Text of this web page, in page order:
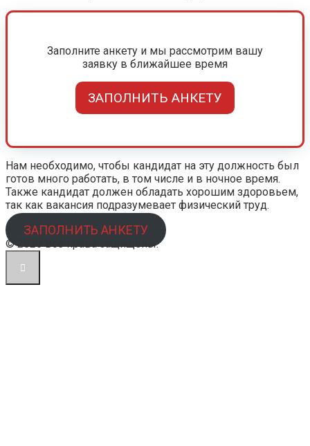
Заполните анкету и мы рассмотрим вашу
заявку в ближайшее время
ЗАПОЛНИТЬ АНКЕТУ
Нам необходимо, чтобы кандидат на эту должность был
готов много работать, в том числе и в ночное время.
Также кандидат должен обладать хорошим здоровьем,
так как вакансия подразумевает физический труд.
ЗАПОЛНИТЬ АНКЕТУ
© 2026 Все права защищены.